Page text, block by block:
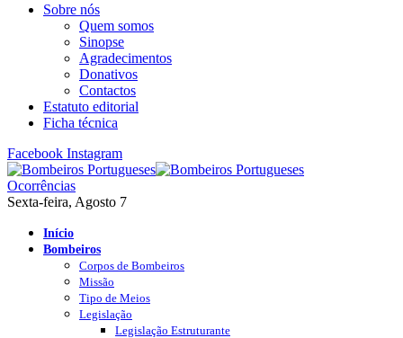
Sobre nós
Quem somos
Sinopse
Agradecimentos
Donativos
Contactos
Estatuto editorial
Ficha técnica
Facebook Instagram
Ocorrências
Sexta-feira, Agosto 7
Início
Bombeiros
Corpos de Bombeiros
Missão
Tipo de Meios
Legislação
Legislação Estruturante